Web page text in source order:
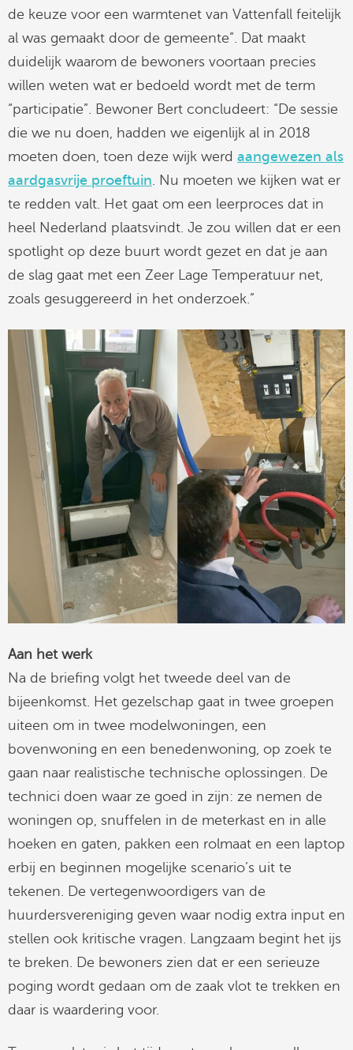
de keuze voor een warmtenet van Vattenfall feitelijk
al was gemaakt door de gemeente”. Dat maakt
duidelijk waarom de bewoners voortaan precies
willen weten wat er bedoeld wordt met de term
“participatie”. Bewoner Bert concludeert: “De sessie
die we nu doen, hadden we eigenlijk al in 2018
moeten doen, toen deze wijk werd aangewezen als
aardgasvrije proeftuin. Nu moeten we kijken wat er
te redden valt. Het gaat om een leerproces dat in
heel Nederland plaatsvindt. Je zou willen dat er een
spotlight op deze buurt wordt gezet en dat je aan
de slag gaat met een Zeer Lage Temperatuur net,
zoals gesuggereerd in het onderzoek.”
Aan het werk
Na de briefing volgt het tweede deel van de
bijeenkomst. Het gezelschap gaat in twee groepen
uiteen om in twee modelwoningen, een
bovenwoning en een benedenwoning, op zoek te
gaan naar realistische technische oplossingen. De
technici doen waar ze goed in zijn: ze nemen de
woningen op, snuffelen in de meterkast en in alle
hoeken en gaten, pakken een rolmaat en een laptop
erbij en beginnen mogelijke scenario’s uit te
tekenen. De vertegenwoordigers van de
huurdersvereniging geven waar nodig extra input en
stellen ook kritische vragen. Langzaam begint het ijs
te breken. De bewoners zien dat er een serieuze
poging wordt gedaan om de zaak vlot te trekken en
daar is waardering voor.